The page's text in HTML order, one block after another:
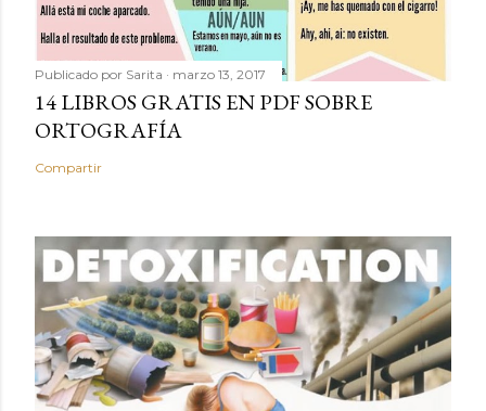
Publicado por Sarita marzo 13, 2017
14 LIBROS GRATIS EN PDF SOBRE
ORTOGRAFÍA
Compartir